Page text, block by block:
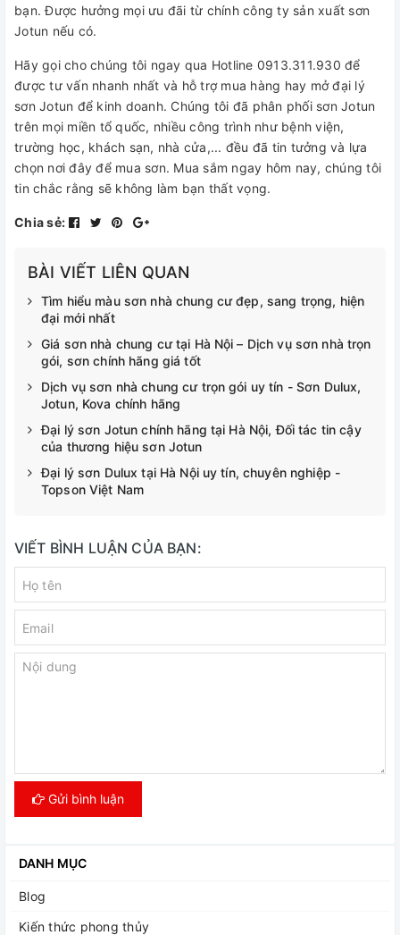
bạn. Được hưởng mọi ưu đãi từ chính công ty sản xuất sơn
Jotun nếu có.
Hãy gọi cho chúng tôi ngay qua Hotline 0913.311.930 để
được tư vấn nhanh nhất và hỗ trợ mua hàng hay mở đại lý
sơn Jotun để kinh doanh. Chúng tôi đã phân phối sơn Jotun
trên mọi miền tổ quốc, nhiều công trình như bệnh viện,
trường học, khách sạn, nhà cửa,... đều đã tin tưởng và lựa
chọn nơi đây để mua sơn. Mua sắm ngay hôm nay, chúng tôi
tin chắc rằng sẽ không làm bạn thất vọng.
Chia sẻ:
BÀI VIẾT LIÊN QUAN
Tìm hiểu màu sơn nhà chung cư đẹp, sang trọng, hiện
đại mới nhất
Giá sơn nhà chung cư tại Hà Nội – Dịch vụ sơn nhà trọn
gói, sơn chính hãng giá tốt
Dịch vụ sơn nhà chung cư trọn gói uy tín - Sơn Dulux,
Jotun, Kova chính hãng
Đại lý sơn Jotun chính hãng tại Hà Nội, Đối tác tin cậy
của thương hiệu sơn Jotun
Đại lý sơn Dulux tại Hà Nội uy tín, chuyên nghiệp -
Topson Việt Nam
VIẾT BÌNH LUẬN CỦA BẠN:
Gửi bình luận
DANH MỤC
Blog
Kiến thức phong thủy